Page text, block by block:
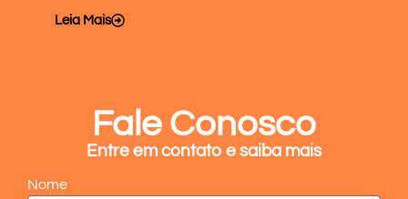
Leia Mais
Fale Conosco
Entre em contato e saiba mais
Nome